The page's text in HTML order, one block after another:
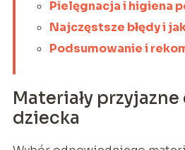
Pielęgnacja i higiena
Najczęstsze błędy i
Podsumowanie i
Materiały
dziecka